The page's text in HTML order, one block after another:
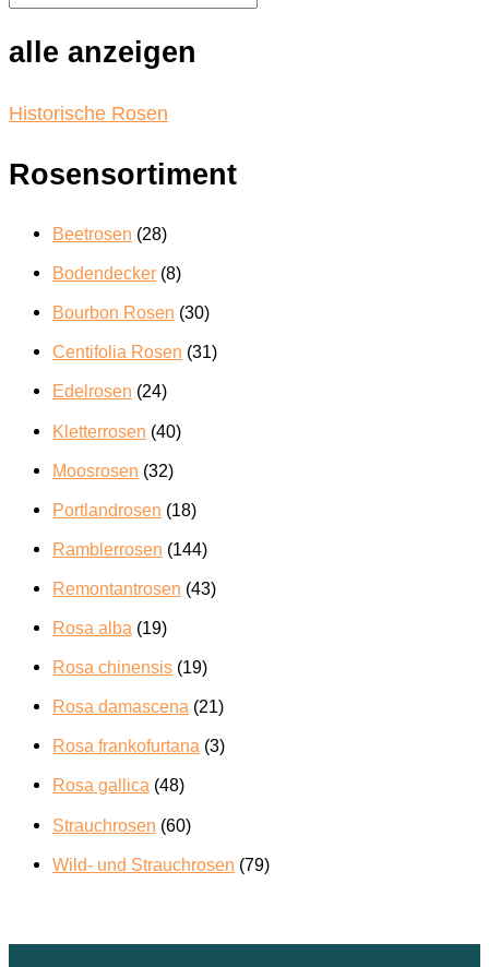
alle anzeigen
Historische Rosen
Rosensortiment
Beetrosen (28)
Bodendecker (8)
Bourbon Rosen (30)
Centifolia Rosen (31)
Edelrosen (24)
Kletterrosen (40)
Moosrosen (32)
Portlandrosen (18)
Ramblerrosen (144)
Remontantrosen (43)
Rosa alba (19)
Rosa chinensis (19)
Rosa damascena (21)
Rosa frankofurtana (3)
Rosa gallica (48)
Strauchrosen (60)
Wild- und Strauchrosen (79)
Optionen
können
auf
Produktseite
werden